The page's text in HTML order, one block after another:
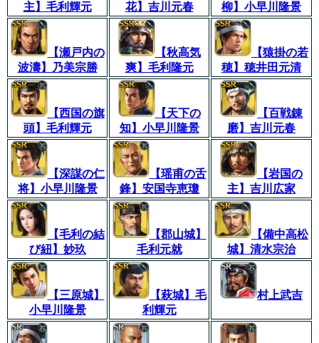
主】毛利輝元
花】吉川元春
柳】小早川隆景
【瀬戸内の
波濤】乃美宗勝
【秋高気
爽】毛利隆元
【猿掛の若
穂】穂井田元清
【西国の旗
頭】毛利輝元
【天下の
知】小早川隆景
【百戦錬
磨】吉川元春
【深謀の仁
将】小早川隆景
【瑶甫の舌
鋒】安国寺恵瓊
【岩国の
主】吉川広家
【毛利の結
び紐】妙玖
【郡山城】
毛利元就
【備中高松
城】清水宗治
【三原城】
小早川隆景
【萩城】毛
利輝元
村上武吉